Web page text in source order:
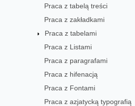
Praca z tabelą treści
Praca z zakładkami
Praca z tabelami
Praca z Listami
Praca z paragrafami
Praca z hifenacją
Praca z Fontami
Praca z azjatycką typografią